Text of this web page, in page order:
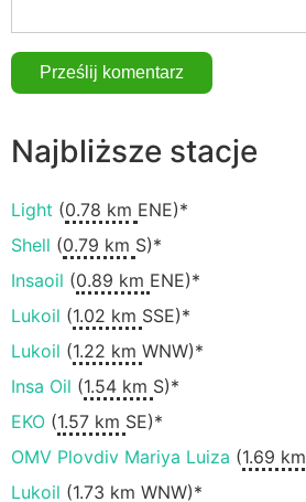
Najbliższe stacje
Light (0.78 km ENE)*
Shell (0.79 km S)*
Insaoil (0.89 km ENE)*
Lukoil (1.02 km SSE)*
Lukoil (1.22 km WNW)*
Insa Oil (1.54 km S)*
EKO (1.57 km SE)*
OMV Plovdiv Mariya Luiza (1.69 km
Lukoil (1.73 km WNW)*